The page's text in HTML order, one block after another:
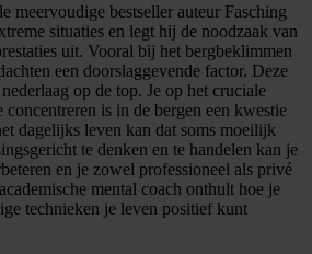
meervoudige bestseller auteur Fasching
situaties en legt hij de noodzaak van
uit. Vooral bij het bergbeklimmen
een doorslaggevende factor. Deze
op de top. Je op het cruciale
concentreren is in de bergen een kwestie
dagelijks leven kan dat soms moeilijk
te denken en te handelen kan je
en je zowel professioneel als privé
mental coach onthult hoe je
technieken je leven positief kunt